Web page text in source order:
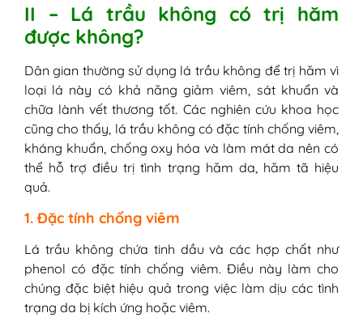
II – Lá trầu không có trị hăm
được không?
Dân gian thường sử dụng lá trầu không để trị hăm vì
loại lá này có khả năng giảm viêm, sát khuẩn và
chữa lành vết thương tốt. Các nghiên cứu khoa học
cũng cho thấy, lá trầu không có đặc tính chống viêm,
kháng khuẩn, chống oxy hóa và làm mát da nên có
thể hỗ trợ điều trị tình trạng hăm da, hăm tã hiệu
quả.
1. Đặc tính chống viêm
Lá trầu không chứa tinh dầu và các hợp chất như
phenol có đặc tính chống viêm. Điều này làm cho
chúng đặc biệt hiệu quả trong việc làm dịu các tình
trạng da bị kích ứng hoặc viêm.